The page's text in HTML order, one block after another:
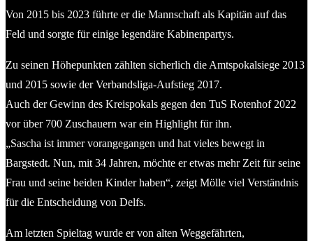
Von 2015 bis 2023 führte er die Mannschaft als Kapitän auf das
Feld und sorgte für einige legendäre Kabinenpartys.
Zu seinen Höhepunkten zählten sicherlich die Amtspokalsiege 2013
und 2015 sowie der Verbandsliga-Aufstieg 2017.
Auch der Gewinn des Kreispokals gegen den TuS Rotenhof 2022
vor über 700 Zuschauern war ein Highlight für ihn.
„Sascha ist immer vorangegangen und hat vieles bewegt in
Bargstedt. Nun, mit 34 Jahren, möchte er etwas mehr Zeit für seine
Frau und seine beiden Kinder haben“, zeigt Mölle viel Verständnis
für die Entscheidung von Delfs.
Am letzten Spieltag wurde er von alten Weggefährten,